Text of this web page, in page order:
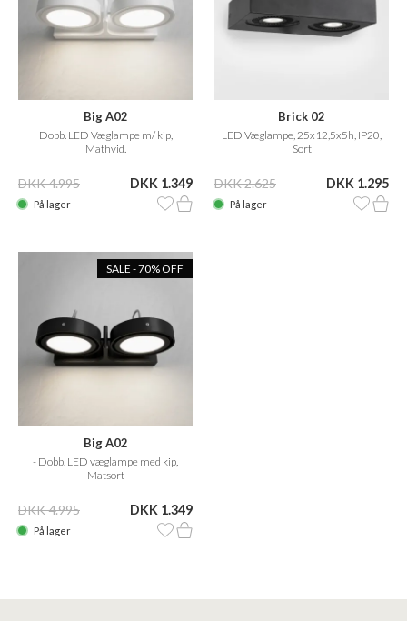
Big A02
Dobb. LED Væglampe m/ kip,
Mathvid.
DKK 4.995 DKK 1.349
På lager
Brick 02
LED Væglampe, 25x12,5x5h, IP20,
Sort
DKK 2.625 DKK 1.295
På lager
SALE - 70% OFF
Big A02
- Dobb. LED væglampe med kip,
Matsort
DKK 4.995 DKK 1.349
På lager